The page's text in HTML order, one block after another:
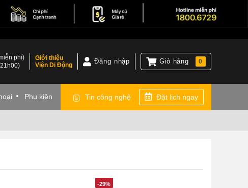
phí)
Giới thiệu
Viện Di Động
Đăng nhập Giỏ hàng 0
Phụ kiện Tin công nghệ Đặt lịch ngay
-29%